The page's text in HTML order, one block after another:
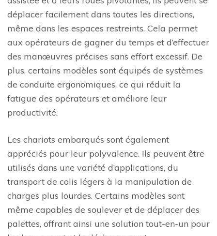
déplacer facilement dans toutes les directions,
même dans les espaces restreints. Cela permet
aux opérateurs de gagner du temps et d’effectuer
des manœuvres précises sans effort excessif. De
plus, certains modèles sont équipés de systèmes
de conduite ergonomiques, ce qui réduit la
fatigue des opérateurs et améliore leur
productivité.
Les chariots embarqués sont également
appréciés pour leur polyvalence. Ils peuvent être
utilisés dans une variété d’applications, du
transport de colis légers à la manipulation de
charges plus lourdes. Certains modèles sont
même capables de soulever et de déplacer des
palettes, offrant ainsi une solution tout-en-un pour